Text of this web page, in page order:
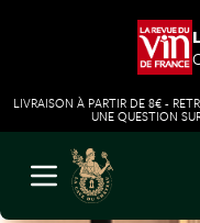
LIVRAISON À PARTIR DE 8€ -
UNE QUESTION
Aller au contenu
Ouvrir le menu